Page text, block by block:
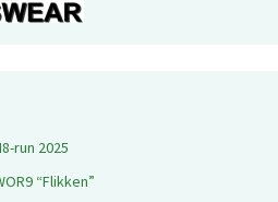
run 2025
“Flikken”